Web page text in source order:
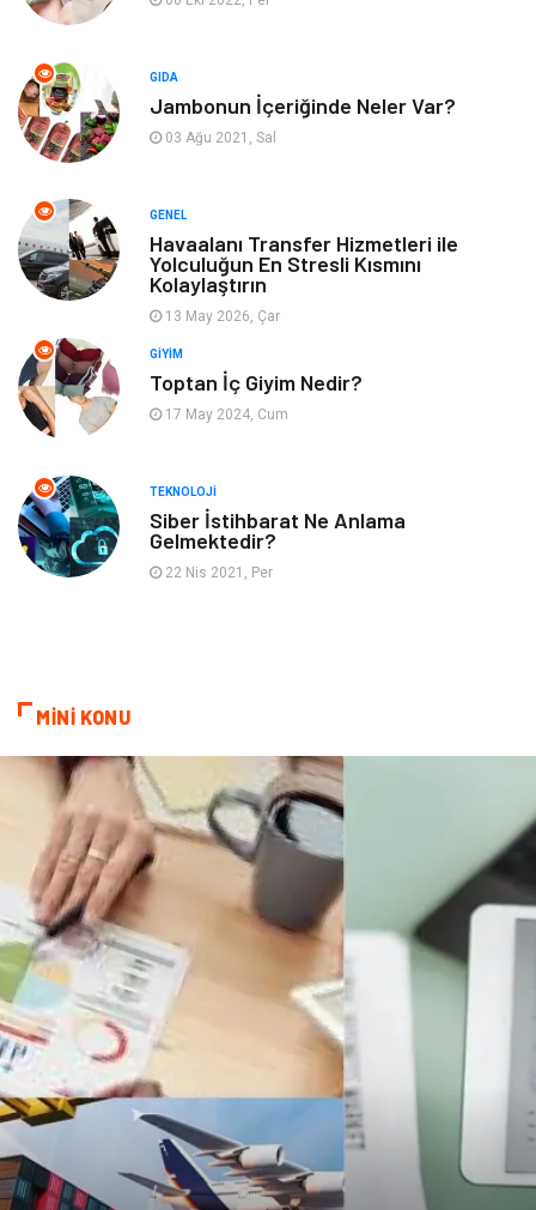
Moda
Emlak Spor
Genel Kültür Tatil
İnternet
Gayrimenkul
Astroloji Müzik
Ev İşleri
Sigorta
GIDA
Jambonun İçeriğinde Neler Var?
03 Ağu 2021, Sal
GENEL
Havaalanı Transfer Hizmetleri ile
Yolculuğun En Stresli Kısmını
Kolaylaştırın
13 May 2026, Çar
GIYIM
Toptan İç Giyim Nedir?
17 May 2024, Cum
TEKNOLOJI
Siber İstihbarat Ne Anlama
Gelmektedir?
22 Nis 2021, Per
MİNİ KONU